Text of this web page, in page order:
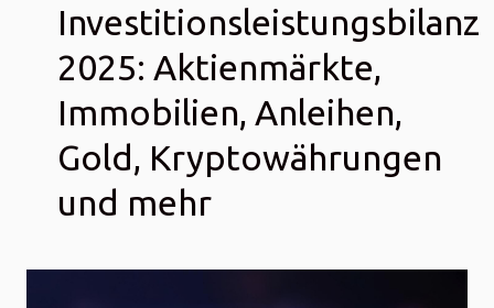
Investitionsleistungsbilanz
2025: Aktienmärkte,
Immobilien, Anleihen,
Gold, Kryptowährungen
und mehr